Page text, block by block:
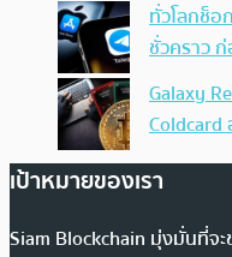
ทั่วโลกช็อ
ชั่วคราว
Galaxy
เป้าหมายของเรา
Siam Blockchain มุ่งมั่นที่จ